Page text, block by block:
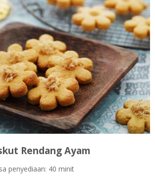
Rendang Ayam
penyediaan: 40 minit